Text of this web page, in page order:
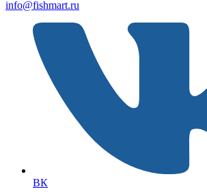
info@fishmart.ru
ВК